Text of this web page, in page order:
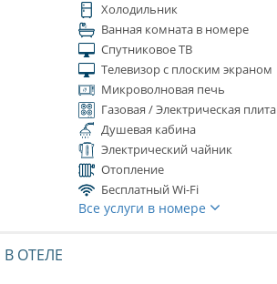
Холодильник
Ванная комната в номере
Спутниковое ТВ
Телевизор с плоским экраном
Микроволновая печь
Газовая / Электрическая плита
Душевая кабина
Электрический чайник
Отопление
Бесплатный Wi-Fi
Все услуги в номере
ОТЕЛЕ